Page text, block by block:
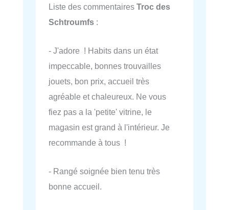
Liste des commentaires Troc des
Schtroumfs :
- J'adore ! Habits dans un état
impeccable, bonnes trouvailles
jouets, bon prix, accueil très
agréable et chaleureux. Ne vous
fiez pas a la 'petite' vitrine, le
magasin est grand à l'intérieur. Je
recommande à tous !
- Rangé soignée bien tenu très
bonne accueil.